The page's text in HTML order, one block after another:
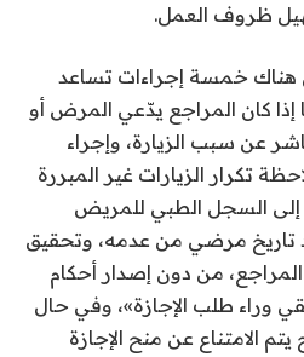
ظروف العمل.
إن هناك خمسة إجراءات تساعد
إذا كان المراجع يدّعي المرض أو
عن سبب الزيارة، وإجراء
تكرار الزيارات غير المبررة
إلى السجل الطبي للمريض
تاريخ مرضي من عدمه، وتحقيق
من دون إصدار أحكام
وراء طلب الإجازة»، وفي حال
الامتناع عن منح الإجازة